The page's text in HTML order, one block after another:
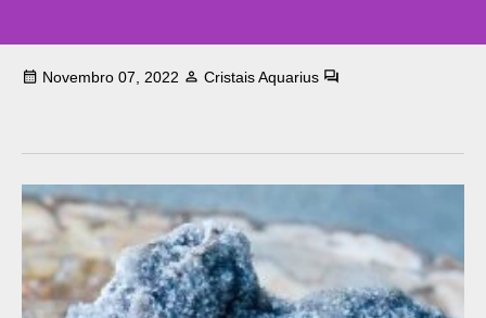
Novembro 07, 2022 Cristais Aquarius